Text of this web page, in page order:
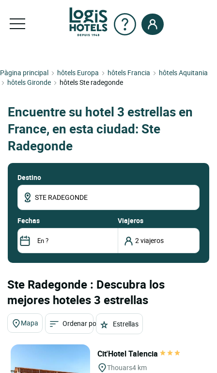
Pàgina principal hôtels Europa hôtels Francia
hôtels Aquitania
hôtels Gironde
hôtels Ste radegonde
Encuentre su hotel 3 estrellas en
France, en esta ciudad: Ste
Radegonde
Destino
fechas Viajeros
Ste Radegonde : Descubra los
mejores hoteles 3 estrellas
Mapa Ordenar por Estrellas
Cit'Hotel Talencia
Thouars4 km